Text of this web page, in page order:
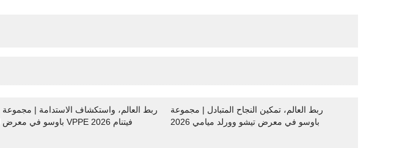
ربط العالم، واستكشاف الاستدامة | مجموعة
باوسو في معرض VPPE فيتنام 2026
ربط العالم، تمكين النجاح المتبادل | مجموعة
باوسو في معرض تيشو وورلد ميامي 2026